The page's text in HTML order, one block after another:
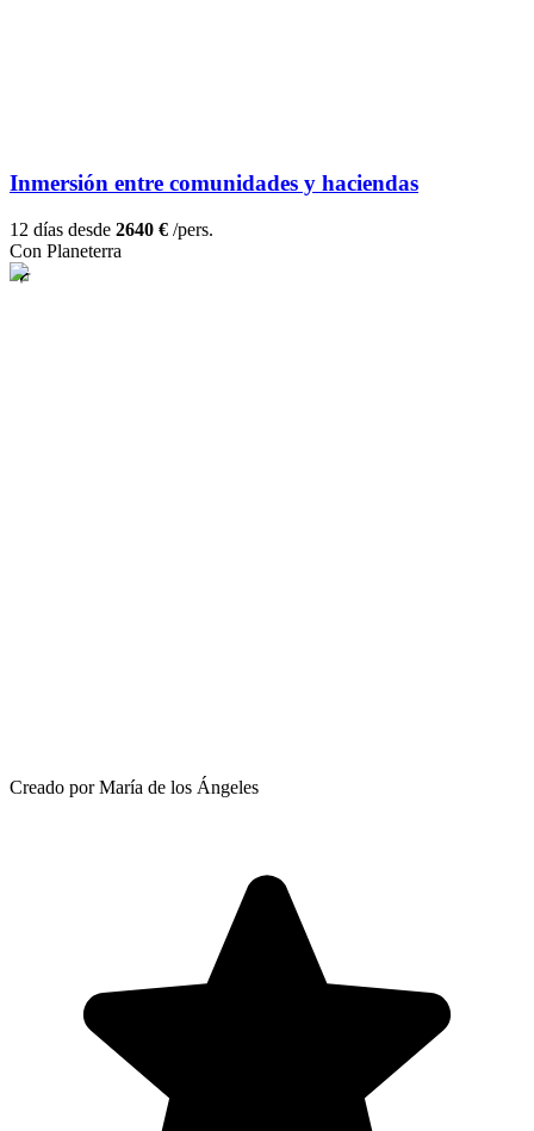
Inmersión entre comunidades y haciendas
12 días desde 2640 € /pers.
Con Planeterra
Creado por María de los Ángeles